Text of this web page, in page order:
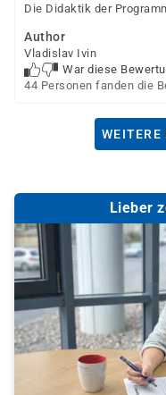
Die Didaktik der
Author
Vladislav Ivin
War diese
44 Personen fanden die
WEITERE
Lieber